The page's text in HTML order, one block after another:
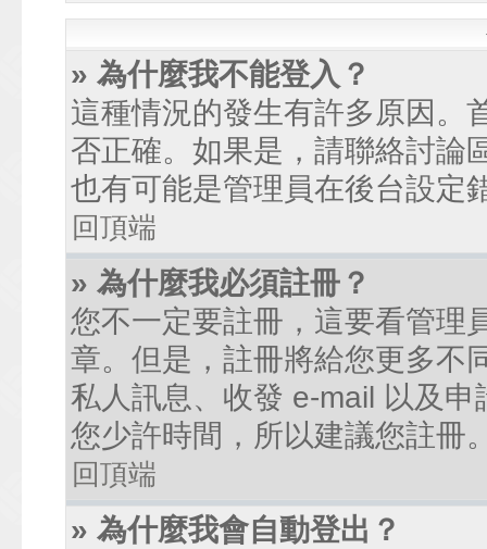
» 為什麼我不能登入？
這種情況的發生有許多原因。
否正確。如果是，請聯絡討論
也有可能是管理員在後台設定
回頂端
» 為什麼我必須註冊？
您不一定要註冊，這要看管理
章。但是，註冊將給您更多不
私人訊息、收發 e-mail 以及
您少許時間，所以建議您註冊
回頂端
» 為什麼我會自動登出？